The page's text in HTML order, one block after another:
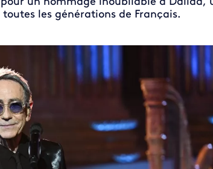
les générations de Français.